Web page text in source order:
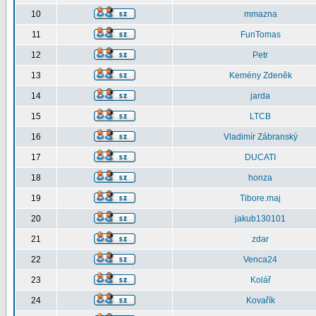
10 mmazna
11 FunTomas
12 Petr
13 Kemény Zdeněk
14 jarda
15 LTCB
16 Vladimír Zábranský
17 DUCATI
18 honza
19 Tibore.maj
20 jakub130101
21 zdar
22 Venca24
23 Kolář
24 Kovařík